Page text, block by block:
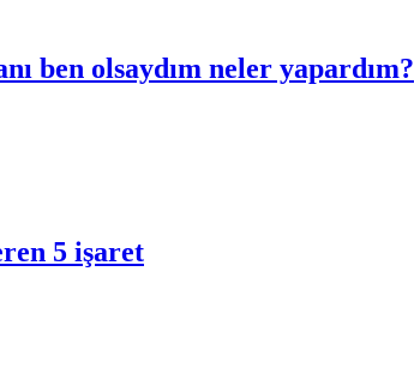
ben olsaydım neler yapardım?
5 işaret